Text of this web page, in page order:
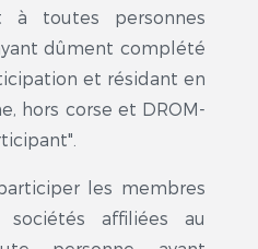
à toutes personnes
dûment complété
et résidant en
hors corse et DROM-
les membres
affiliées au